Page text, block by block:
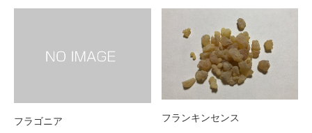
フラゴニア フランキンセンス